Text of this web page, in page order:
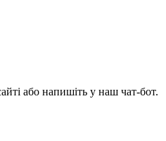
або напишіть у наш чат-бот.